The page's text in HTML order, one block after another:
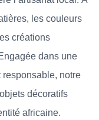
les couleurs
créations
dans une
notre
décoratifs
africaine.